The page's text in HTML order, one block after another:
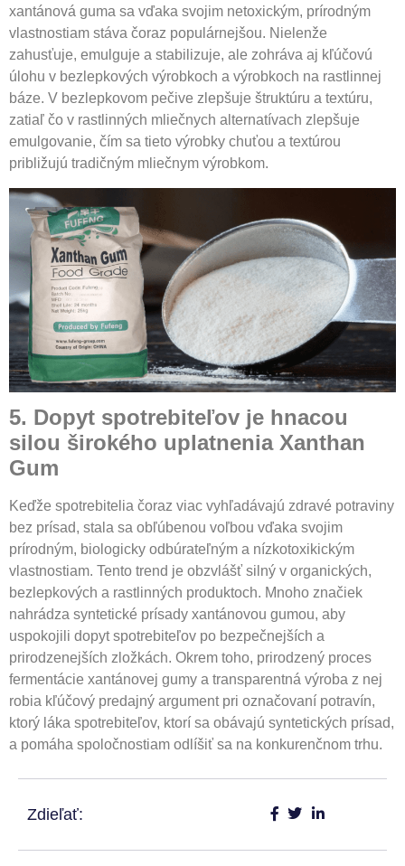
xantánová guma sa vďaka svojim netoxickým, prírodným
vlastnostiam stáva čoraz populárnejšou. Nielenže
zahusťuje, emulguje a stabilizuje, ale zohráva aj kľúčovú
úlohu v bezlepkových výrobkoch a výrobkoch na rastlinnej
báze. V bezlepkovom pečive zlepšuje štruktúru a textúru,
zatiaľ čo v rastlinných mliečnych alternatívach zlepšuje
emulgovanie, čím sa tieto výrobky chuťou a textúrou
približujú tradičným mliečnym výrobkom.
5. Dopyt spotrebiteľov je hnacou
silou širokého uplatnenia Xanthan
Gum
Keďže spotrebitelia čoraz viac vyhľadávajú zdravé potraviny
bez prísad, stala sa obľúbenou voľbou vďaka svojim
prírodným, biologicky odbúrateľným a nízkotoxikickým
vlastnostiam. Tento trend je obzvlášť silný v organických,
bezlepkových a rastlinných produktoch. Mnoho značiek
nahrádza syntetické prísady xantánovou gumou, aby
uspokojili dopyt spotrebiteľov po bezpečnejších a
prirodzenejších zložkách. Okrem toho, prirodzený proces
fermentácie xantánovej gumy a transparentná výroba z nej
robia kľúčový predajný argument pri označovaní potravín,
ktorý láka spotrebiteľov, ktorí sa obávajú syntetických prísad,
a pomáha spoločnostiam odlíšiť sa na konkurenčnom trhu.
Zdieľať: